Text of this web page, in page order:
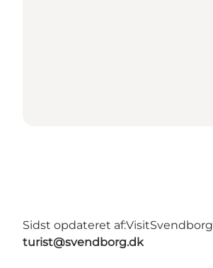
Sidst opdateret af:VisitSvendborg
turist@svendborg.dk